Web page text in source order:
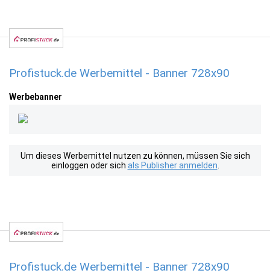
Profistuck.de Werbemittel - Banner 728x90
Werbebanner
Um dieses Werbemittel nutzen zu können, müssen Sie sich
einloggen oder sich als Publisher anmelden
Profistuck.de Werbemittel - Banner 728x90